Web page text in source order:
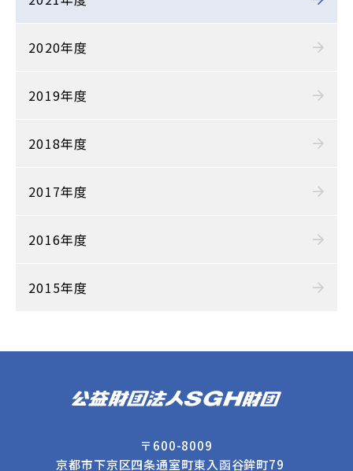
2020年度
2019年度
2018年度
2017年度
2016年度
2015年度
〒600-8009
京都市下京区四条通室町東入函谷鉾町79